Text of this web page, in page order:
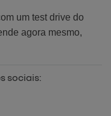
um test drive do
sociais: